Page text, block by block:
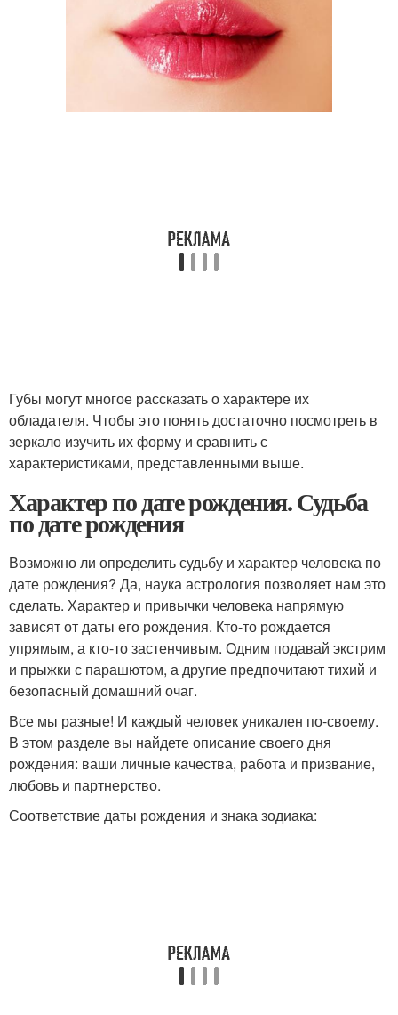
Губы могут многое рассказать о характере их
обладателя. Чтобы это понять достаточно посмотреть в
зеркало изучить их форму и сравнить с
характеристиками, представленными выше.
Характер по дате рождения. Судьба
по дате рождения
Возможно ли определить судьбу и характер человека по
дате рождения? Да, наука астрология позволяет нам это
сделать. Характер и привычки человека напрямую
зависят от даты его рождения. Кто-то рождается
упрямым, а кто-то застенчивым. Одним подавай экстрим
и прыжки с парашютом, а другие предпочитают тихий и
безопасный домашний очаг.
Все мы разные! И каждый человек уникален по-своему.
В этом разделе вы найдете описание своего дня
рождения: ваши личные качества, работа и призвание,
любовь и партнерство.
Соответствие даты рождения и знака зодиака: